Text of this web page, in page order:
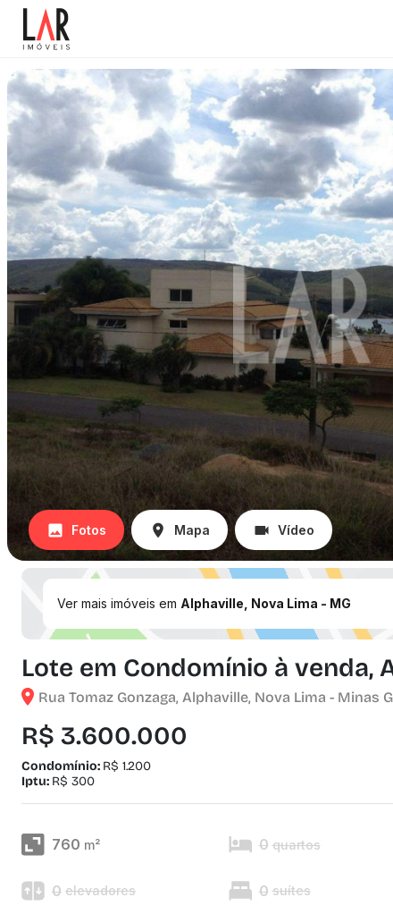
Fotos Mapa Vídeo
Ver mais imóveis em Alphaville, Nova Lima - MG
Lote em Condomínio à venda,
Rua Tomaz Gonzaga, Alphaville, Nova Lima - Minas
R$ 3.600.000
Condomínio: R$ 1.200
Iptu: R$ 300
760 m² 0 quartos
0 elevadores 0 suítes